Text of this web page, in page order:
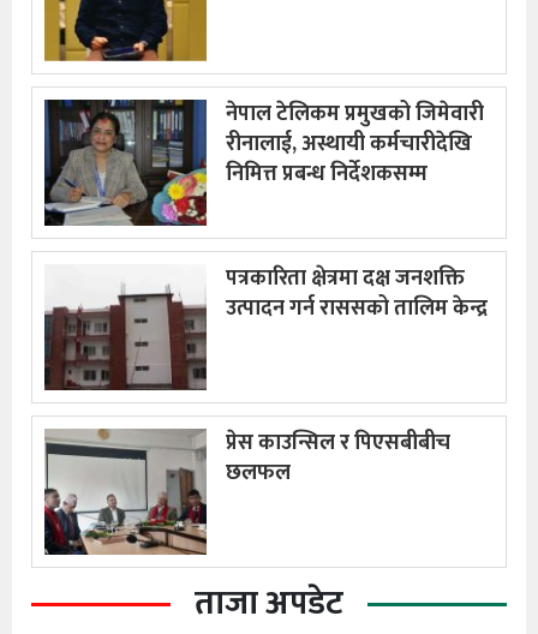
नेपाल टेलिकम प्रमुखको जिमेवारी
रीनालाई, अस्थायी कर्मचारीदेखि
निमित्त प्रबन्ध निर्देशकसम्म
पत्रकारिता क्षेत्रमा दक्ष जनशक्ति
उत्पादन गर्न राससको तालिम केन्द्र
प्रेस काउन्सिल र पिएसबीबीच
छलफल
ताजा अपडेट